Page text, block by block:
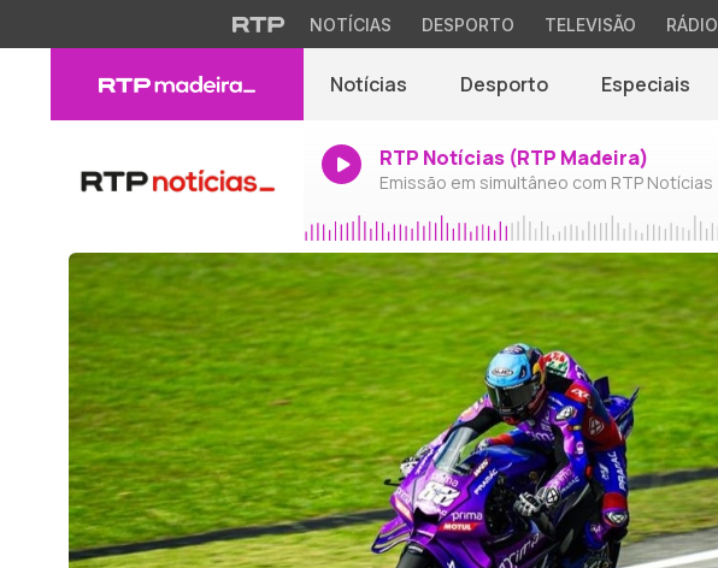
NOTÍCIAS DESPORTO TELEVISÃO RÁDIO
Notícias Desporto Especiais
RTP Notícias (RTP Madeira)
Emissão em simultâneo com RTP Notícias